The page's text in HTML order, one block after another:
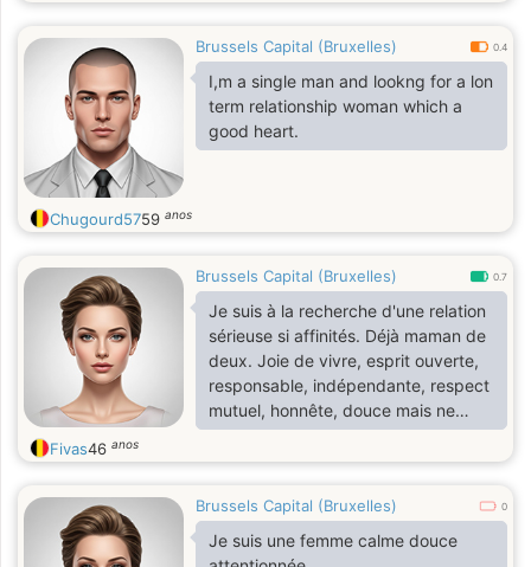
Brussels Capital (Bruxelles) 0.4
I,m a single man and lookng for a lon
term relationship woman which a
good heart.
Chugourd5759 anos
Brussels Capital (Bruxelles) 0.7
Je suis à la recherche d'une relation
sérieuse si affinités. Déjà maman de
deux. Joie de vivre, esprit ouverte,
responsable, indépendante, respect
mutuel, honnête, douce mais ne
mâche pas les mots pour dire qu'elle
que chose qui ne va pas.
Fivas46 anos
Brussels Capital (Bruxelles) 0
Je suis une femme calme douce